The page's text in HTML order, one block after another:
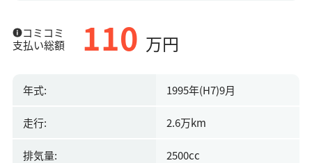
コミコミ
支払い総額
110 万円
年式: 1995年(H7)9月
走行: 2.6万km
排気量: 2500cc